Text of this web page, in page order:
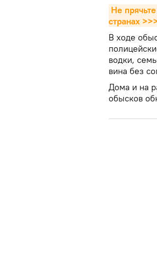
Не
странах
В ходе
водки,
вина без
Дома и на
обысков